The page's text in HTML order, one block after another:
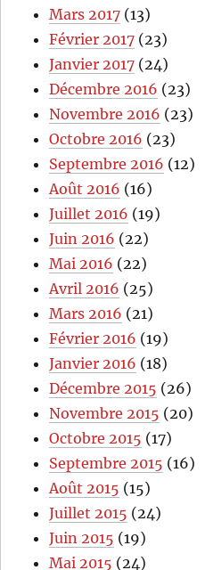
Mars 2017 (13)
Février 2017 (23)
Janvier 2017 (24)
Décembre 2016 (23)
Novembre 2016 (23)
Octobre 2016 (23)
Septembre 2016 (12)
Août 2016 (16)
Juillet 2016 (19)
Juin 2016 (22)
Mai 2016 (22)
Avril 2016 (25)
Mars 2016 (21)
Février 2016 (19)
Janvier 2016 (18)
Décembre 2015 (26)
Novembre 2015 (20)
Octobre 2015 (17)
Septembre 2015 (16)
Août 2015 (15)
Juillet 2015 (24)
Juin 2015 (19)
Mai 2015 (24)